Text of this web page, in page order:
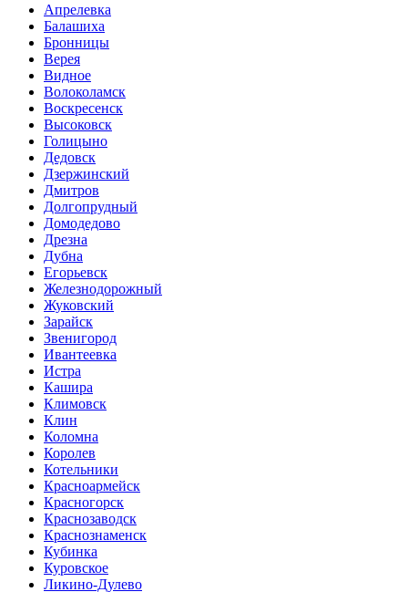
Апрелевка
Балашиха
Бронницы
Верея
Видное
Волоколамск
Воскресенск
Высоковск
Голицыно
Дедовск
Дзержинский
Дмитров
Долгопрудный
Домодедово
Дрезна
Дубна
Егорьевск
Железнодорожный
Жуковский
Зарайск
Звенигород
Ивантеевка
Истра
Кашира
Климовск
Клин
Коломна
Королев
Котельники
Красноармейск
Красногорск
Краснозаводск
Краснознаменск
Кубинка
Куровское
Ликино-Дулево